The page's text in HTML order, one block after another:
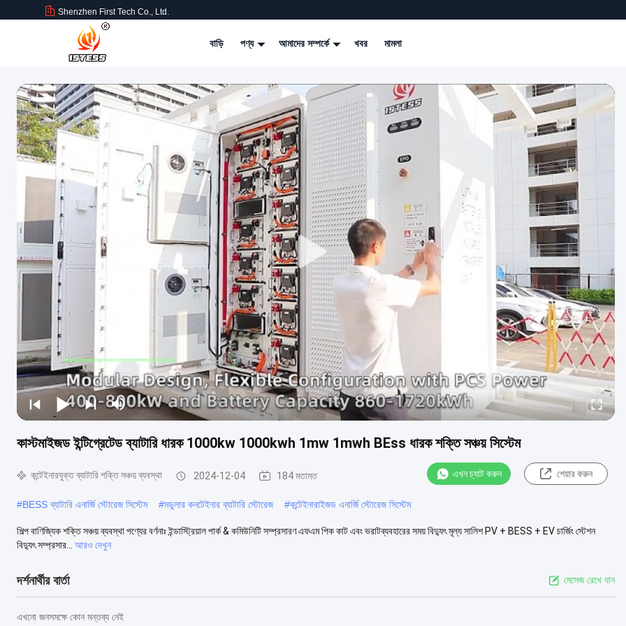
Shenzhen First Tech Co., Ltd.
বাড়ি পণ্য আমাদের সম্পর্কে খবর মামলা
কাস্টমাইজড ইন্টিগ্রেটেড ব্যাটারি ধারক 1000kw 1000kwh 1mw 1mwh BEss ধারক শক্তি সঞ্চয় সিস্টেম
কন্টেইনারযুক্ত ব্যাটারি শক্তি সঞ্চয় ব্যবস্থা 2024-12-04 184 মতামত এখন চ্যাট করুন শেয়ার করুন
#BESS ব্যাটারি এনার্জি স্টোরেজ সিস্টেম #মডুলার কনটেইনার ব্যাটারি স্টোরেজ #কন্টেইনারাইজড এনার্জি স্টোরেজ সিস্টেম
শিল্প বাণিজ্যিক শক্তি সঞ্চয় ব্যবস্থা পণ্যের বর্ণনাঃ ইন্ডাস্ট্রিয়াল পার্ক & কমিউনিটি সম্প্রসারণ এফএম পিক কাট এবং ভরাটব্যবহারের সময় বিদ্যুৎ মূল্য সালিশ PV + BESS + EV চার্জিং স্টেশন
বিদ্যুৎ সম্প্রসার...
আরও দেখুন
দর্শনার্থীর বার্তা মেসেজ রেখে যান
এখনো জনসমক্ষে কোন মন্তব্য নেই